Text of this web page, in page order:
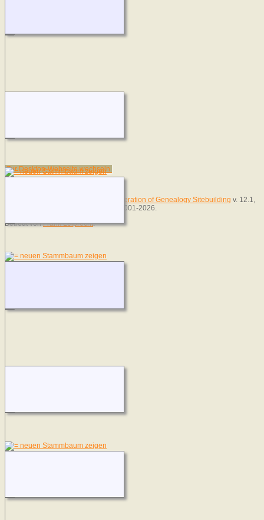
Zur Desktop-Webseite wechseln
The Next Generation of Genealogy Sitebuilding v. 12.1,
programmiert von Darrin Lythgoe © 2001-2026.
Betreut vonFrank Leiprecht.